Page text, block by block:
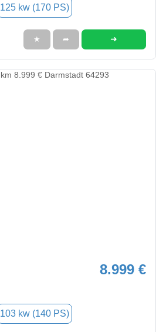
125 kw (170 PS)
★ ➦ ➜
8.999 €
103 kw (140 PS)